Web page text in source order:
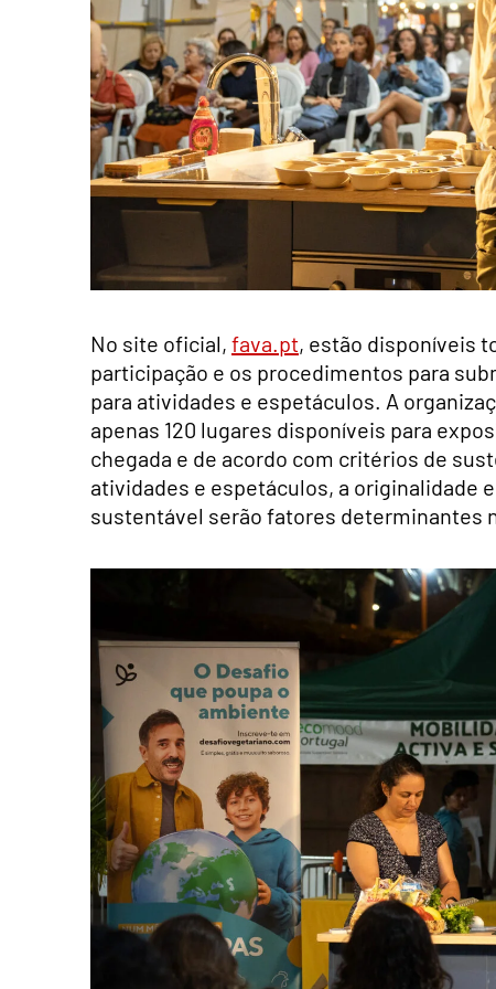
No site oficial, fava.pt, estão disponíveis
participação e os procedimentos para
para atividades e espetáculos. A
apenas 120 lugares disponíveis para
chegada e de acordo com critérios de
atividades e espetáculos, a originalidade
sustentável serão fatores determinantes